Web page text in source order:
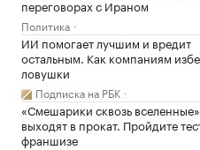
переговорах с Ираном
Политика
ИИ помогает лучшим и вредит
остальным. Как компаниям
ловушки
Подписка на РБК
«Смешарики сквозь вселенные»
выходят в прокат. Пройдите
франшизе